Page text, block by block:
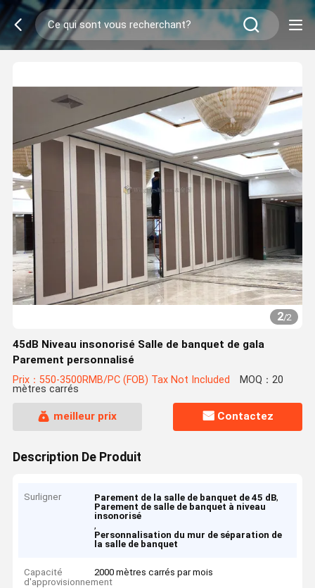
2/2
45dB Niveau insonorisé Salle de banquet de gala
Parement personnalisé
Prix：550-3500RMB/PC (FOB) Tax Not Included MOQ：20
mètres carrés
meilleur prix Contactez
Description De Produit
Surligner Parement de la salle de banquet de 45 dB,
Parement de salle de banquet à niveau
insonorisé
,
Personnalisation du mur de séparation de
la salle de banquet
Capacité
d'approvisionnement
2000 mètres carrés par mois